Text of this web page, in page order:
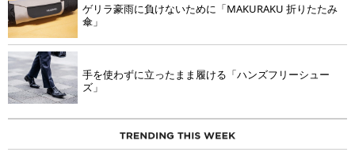
ゲリラ豪雨に負けないために「MAKURAKU 折りたたみ
傘」
手を使わずに立ったまま履ける「ハンズフリーシュー
ズ」